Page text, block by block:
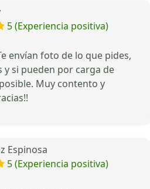
5 (Experiencia positiva)
envían foto de lo que pides,
y si pueden por carga de
Muy contento y
Espinosa
5 (Experiencia positiva)